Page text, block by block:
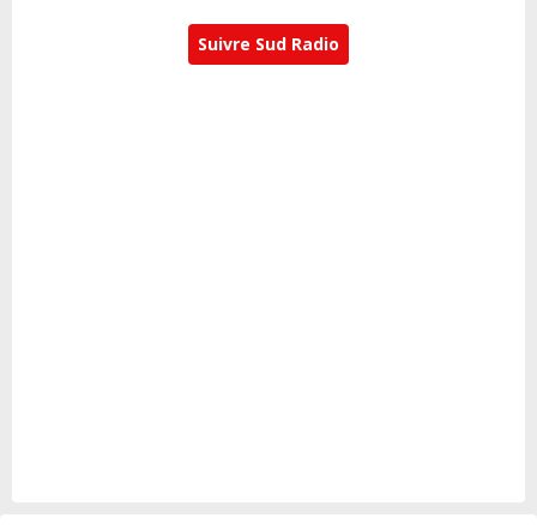
Suivre Sud Radio